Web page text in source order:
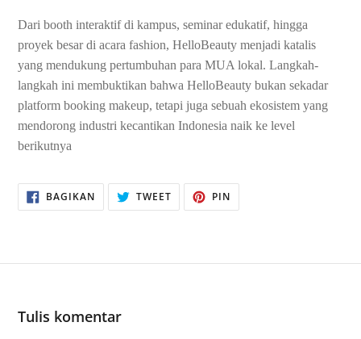
Dari booth interaktif di kampus, seminar edukatif, hingga
proyek besar di acara fashion, HelloBeauty menjadi katalis
yang mendukung pertumbuhan para MUA lokal. Langkah-
langkah ini membuktikan bahwa HelloBeauty bukan sekadar
platform booking makeup, tetapi juga sebuah ekosistem yang
mendorong industri kecantikan Indonesia naik ke level
berikutnya
BAGIKANBAGIKAN
DI
FACEBOOK
TWEETTWEET
TWITTER
PIN
PINTEREST
Tulis komentar